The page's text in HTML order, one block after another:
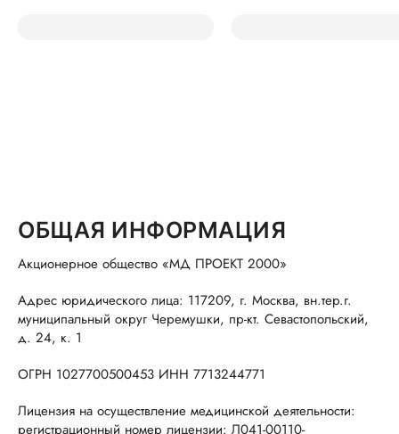
ОБЩАЯ ИНФОРМАЦИЯ
Акционерное общество «МД ПРОЕКТ 2000»
Адрес юридического лица: 117209, г. Москва, вн.тер.г.
муниципальный округ Черемушки, пр-кт. Севастопольский,
д. 24, к. 1
ОГРН 1027700500453 ИНН 7713244771
Лицензия на осуществление медицинской деятельности:
регистрационный номер лицензии: Л041-00110-